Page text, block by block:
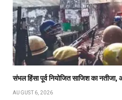
संभल हिंसा पूर्व नियोजित साजिश का नतीजा,
AUGUST 6, 2026